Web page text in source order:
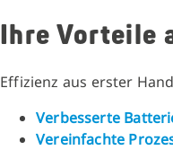
Ihre Vorteile
Effizienz aus erster
Verbesserte
Vereinfachte